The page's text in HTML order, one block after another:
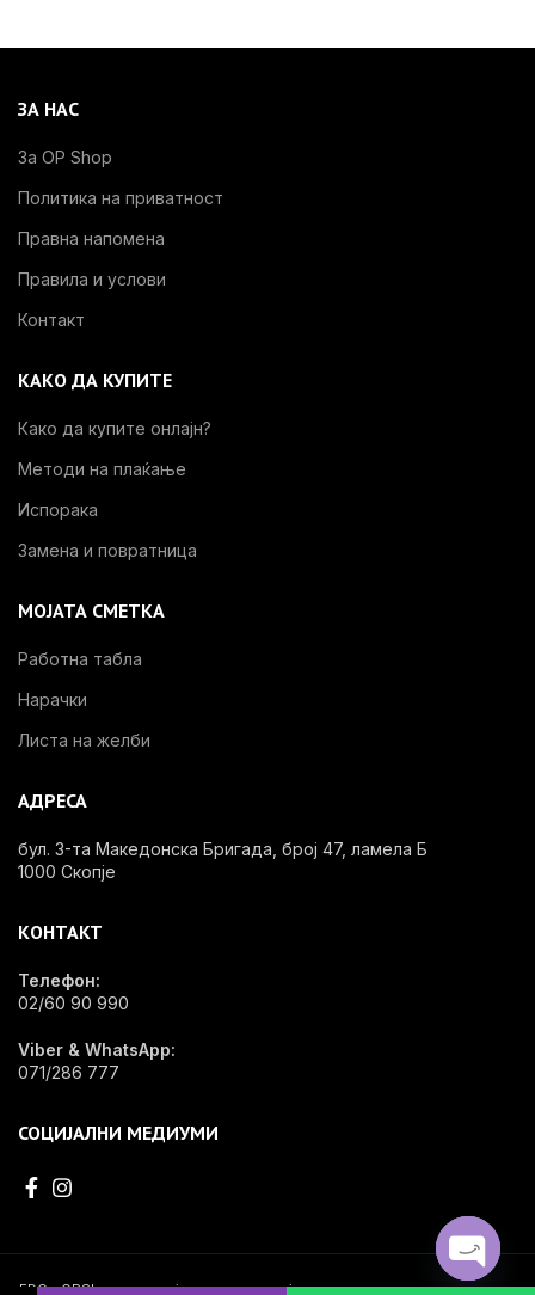
ЗА НАС
За OP Shop
Политика на приватност
Правна напомена
Правила и услови
Контакт
КАКО ДА КУПИТЕ
Како да купите онлајн?
Методи на плаќање
Испорака
Замена и повратница
МОЈАТА СМЕТКА
Работна табла
Нарачки
Листа на желби
АДРЕСА
бул. 3-та Македонска Бригада, број 47, ламела Б
1000 Скопје
КОНТАКТ
Телефон:
02/60 90 990
Viber & WhatsApp:
071/286 777
СОЦИЈАЛНИ МЕДИУМИ
EDG - OPShop e специјализирана онлајн продавница за стоматолошки
OPEN